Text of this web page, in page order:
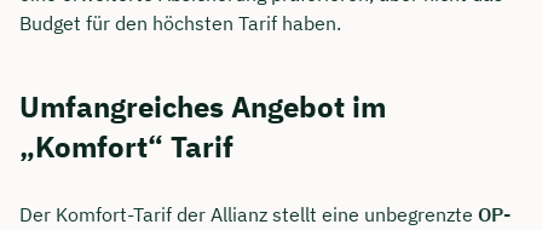
Budget für den höchsten Tarif haben.
Umfangreiches Angebot im
„Komfort“ Tarif
Der Komfort-Tarif der Allianz stellt eine unbegrenzte OP-